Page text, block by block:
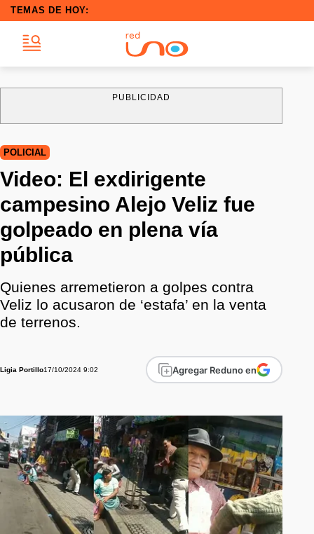
TEMAS DE HOY:
PUBLICIDAD
POLICIAL
Video: El exdirigente
campesino Alejo Veliz fue
golpeado en plena vía
pública
Quienes arremetieron a golpes contra
Veliz lo acusaron de ‘estafa’ en la venta
de terrenos.
Ligia Portillo17/10/2024 9:02 Agregar Reduno en